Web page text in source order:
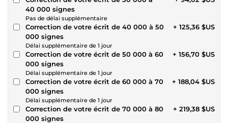
40 000 signes
Pas de délai supplémentaire
Correction de votre écrit de 40 000 à 50
000 signes
Délai supplémentaire de 1 jour
+ 125,36 $US
Correction de votre écrit de 50 000 à 60
000 signes
Délai supplémentaire de 1 jour
+ 156,70 $US
Correction de votre écrit de 60 000 à 70
000 signes
Délai supplémentaire de 1 jour
+ 188,04 $US
Correction de votre écrit de 70 000 à 80
000 signes
+ 219,38 $US